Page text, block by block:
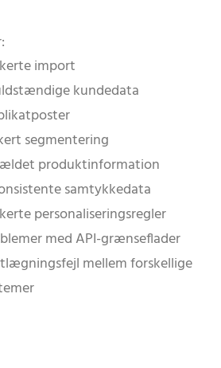
import
kundedata
segmentering
produktinformation
samtykkedata
personaliseringsregler
med API-grænseflader
mellem forskellige